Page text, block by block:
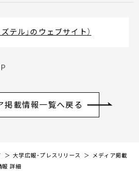
テル」のウェブサイト）
掲載情報一覧へ戻る
大学広報・プレスリリース
メディア掲載
報 詳細